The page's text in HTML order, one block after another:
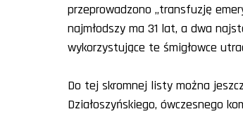
przeprowadzono „transfuzję
najmłodszy ma 31 lat, a dwa
wykorzystujące te śmigłowce
Do tej skromnej listy można
Działoszyńskiego, ówczesnego